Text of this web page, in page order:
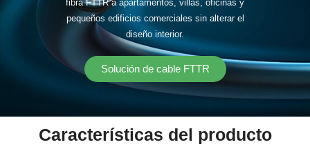
fibra FTTR a apartamentos, villas, oficinas y
pequeños edificios comerciales sin alterar el
diseño interior.
Solución de cable FTTR
Características del producto